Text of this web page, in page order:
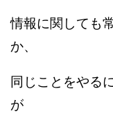
情報に関しても
か、
同じことをやる
が